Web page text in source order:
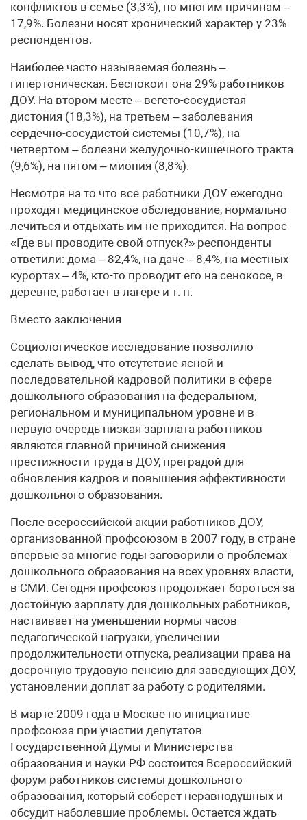
конфликтов в семье (3,3%), по многим причинам –
17,9%. Болезни носят хронический характер у 23%
респондентов.
Наиболее часто называемая болезнь –
гипертоническая. Беспокоит она 29% работников
ДОУ. На втором месте – вегето-сосудистая
дистония (18,3%), на третьем – заболевания
сердечно-сосудистой системы (10,7%), на
четвертом – болезни желудочно-кишечного тракта
(9,6%), на пятом – миопия (8,8%).
Несмотря на то что все работники ДОУ ежегодно
проходят медицинское обследование, нормально
лечиться и отдыхать им не приходится. На вопрос
«Где вы проводите свой отпуск?» респонденты
ответили: дома – 82,4%, на даче – 8,4%, на местных
курортах – 4%, кто-то проводит его на сенокосе, в
деревне, работает в лагере и т. п.
Вместо заключения
Социологическое исследование позволило
сделать вывод, что отсутствие ясной и
последовательной кадровой политики в сфере
дошкольного образования на федеральном,
региональном и муниципальном уровне и в
первую очередь низкая зарплата работников
являются главной причиной снижения
престижности труда в ДОУ, преградой для
обновления кадров и повышения эффективности
дошкольного образования.
После всероссийской акции работников ДОУ,
организованной профсоюзом в 2007 году, в стране
впервые за многие годы заговорили о проблемах
дошкольного образования на всех уровнях власти,
в СМИ. Сегодня профсоюз продолжает бороться за
достойную зарплату для дошкольных работников,
настаивает на уменьшении нормы часов
педагогической нагрузки, увеличении
продолжительности отпуска, реализации права на
досрочную трудовую пенсию для заведующих ДОУ,
установлении доплат за работу с родителями.
В марте 2009 года в Москве по инициативе
профсоюза при участии депутатов
Государственной Думы и Министерства
образования и науки РФ состоится Всероссийский
форум работников системы дошкольного
образования, который соберет неравнодушных и
обсудит наболевшие проблемы. Остается ждать